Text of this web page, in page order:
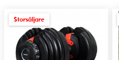
Storsäljare